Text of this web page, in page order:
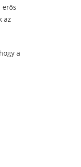
erős
az
a